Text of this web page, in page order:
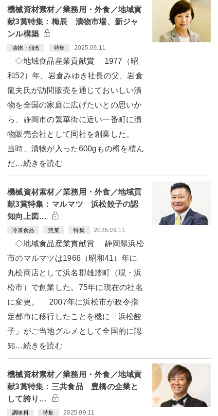
機械資材素材／業務用・外食／地域貢
献3賞特集：梅辰 漬物市場、新ジャ
ンル構築
漬物・佃煮 特集 2025.09.11
◇地域食品産業貢献賞 1977（昭
和52）年、岩倉みゆき社長の父、岩倉
龍夫氏が訪問販売を通じておいしい漬
物を全国の家庭に広げたいとの思いか
ら、静岡市の繁華街に近い一番町に漬
物販売会社として同社を創業した。
当時、漬物が入った600gもの樽を積ん
だ…続きを読む
機械資材素材／業務用・外食／地域貢
献3賞特集：マルマツ 浜松餃子の認
知向上図…
冷凍食品 惣菜 特集 2025.09.11
◇地域食品産業貢献賞 静岡県浜松
市のマルマツは1966（昭和41）年に
丸松商店として浜名郡雄踏町（現・浜
松市）で創業した。75年に現在の社名
に変更。 2007年に浜松市が政令指
定都市に移行したことを機に「浜松餃
子」がご当地グルメとして全国的に認
知…続きを読む
機械資材素材／業務用・外食／地域貢
献3賞特集：三共食品 豊橋の企業と
して誇り…
調味料 特集 2025.09.11